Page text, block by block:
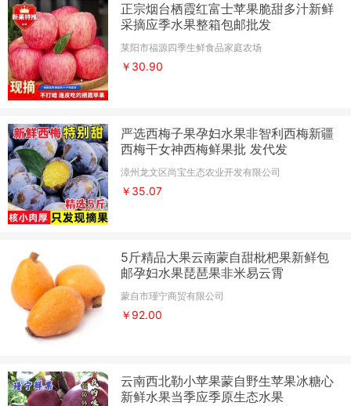
正宗烟台栖霞红富士苹果脆甜多汁新鲜
采摘应季水果整箱包邮批发
莱阳市福源四季生鲜食品家庭农场
￥30.90
严选西梅子果孕妇水果非智利西梅新疆
西梅干女神西梅鲜果批 发代发
漳州龙文区尚宝生态农业开发有限公司
￥35.07
5斤精品大果云南蒙自甜枇杷果新鲜包
邮孕妇水果琵琶果非米易云霄
蒙自市瑾宁商贸有限公司
￥92.00
云南西北勒小苹果蒙自野生苹果冰糖心
新鲜水果当季应季原生态水果